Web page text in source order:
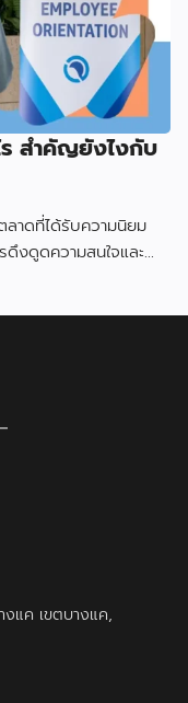
ร สำคัญยังไงกับ
ลาดที่ได้รับความนิยม
ดึงดูดความสนใจและ
แค เขตบางแค,